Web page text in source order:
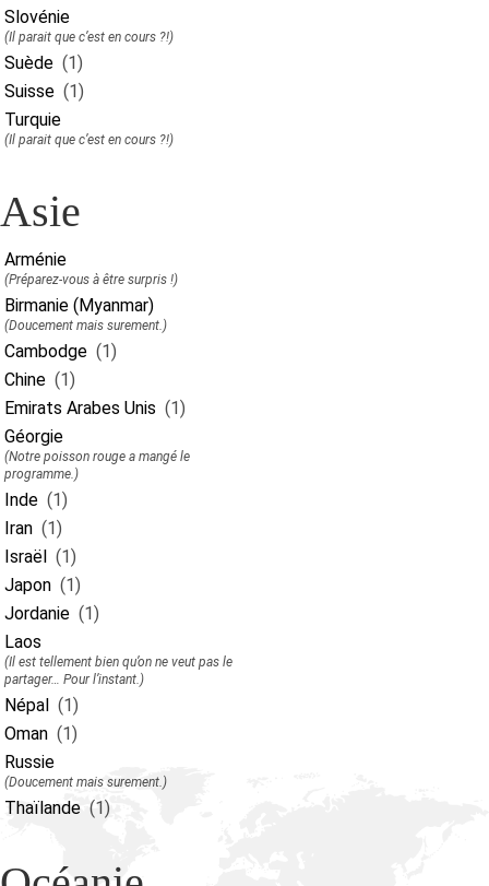
Slovénie
(Il parait que c’est en cours ?!)
Suède (1)
Suisse (1)
Turquie
(Il parait que c’est en cours ?!)
Asie
Arménie
(Préparez-vous à être surpris !)
Birmanie (Myanmar)
(Doucement mais surement.)
Cambodge (1)
Chine (1)
Emirats Arabes Unis (1)
Géorgie
(Notre poisson rouge a mangé le
programme.)
Inde (1)
Iran (1)
Israël (1)
Japon (1)
Jordanie (1)
Laos
(Il est tellement bien qu’on ne veut pas le
partager… Pour l’instant.)
Népal (1)
Oman (1)
Russie
(Doucement mais surement.)
Thaïlande (1)